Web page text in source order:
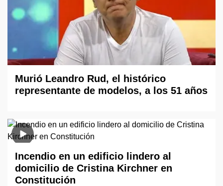
Murió Leandro Rud, el histórico
representante de modelos, a los 51 años
Incendio en un edificio lindero al
domicilio de Cristina Kirchner en
Constitución